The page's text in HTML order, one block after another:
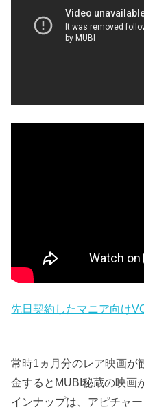
先日契約したマニア向け
常時1ヵ月分のレア映画が
金するとMUBI秘蔵の映画
インナップは、アピチャ